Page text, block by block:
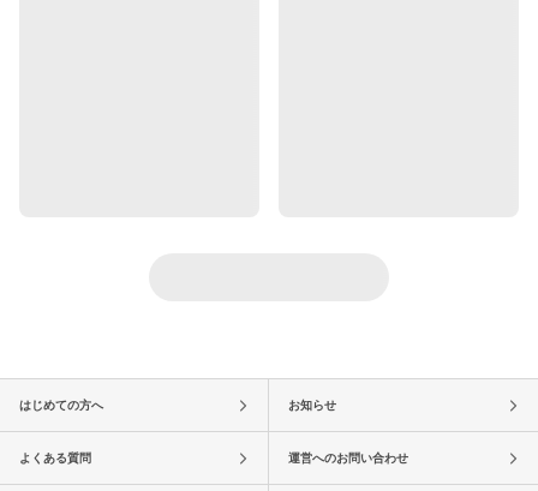
はじめての方へ お知らせ
よくある質問 運営へのお問い合わせ